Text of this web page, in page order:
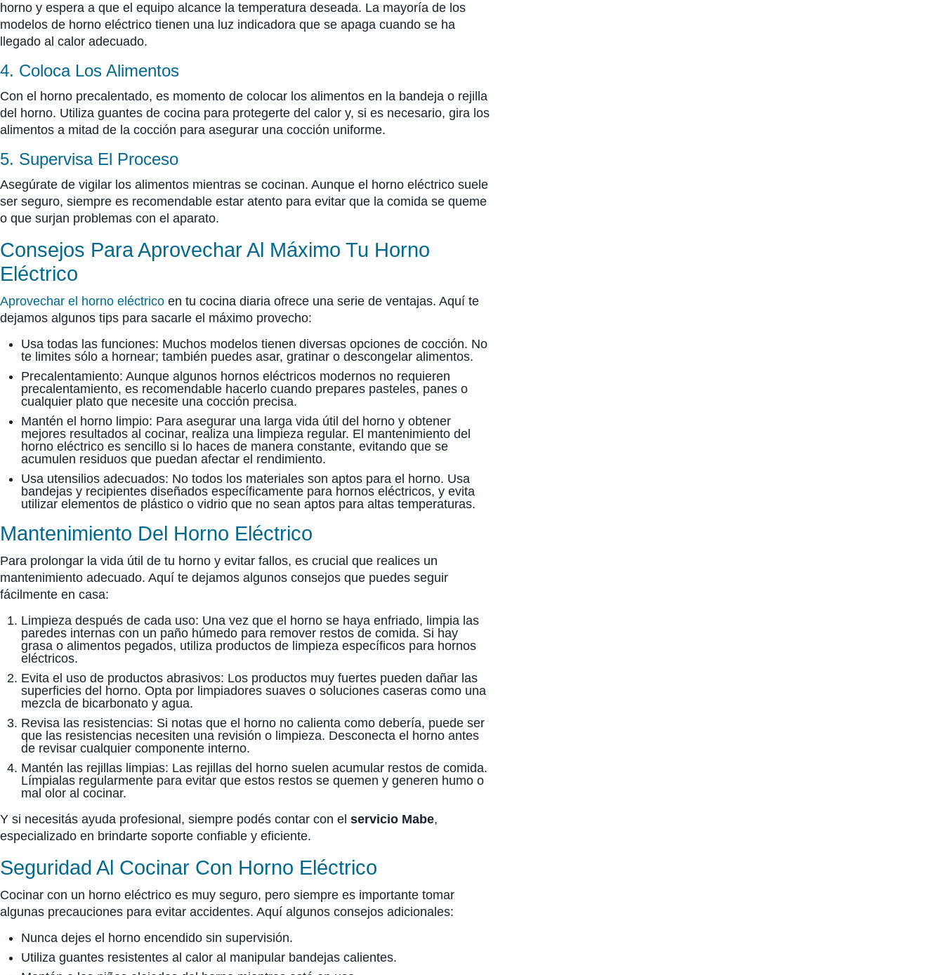
horno y espera a que el equipo alcance la temperatura deseada. La mayoría de los
modelos de horno eléctrico tienen una luz indicadora que se apaga cuando se ha
llegado al calor adecuado.
4. Coloca Los Alimentos
Con el horno precalentado, es momento de colocar los alimentos en la bandeja o rejilla
del horno. Utiliza guantes de cocina para protegerte del calor y, si es necesario, gira los
alimentos a mitad de la cocción para asegurar una cocción uniforme.
5. Supervisa El Proceso
Asegúrate de vigilar los alimentos mientras se cocinan. Aunque el horno eléctrico suele
ser seguro, siempre es recomendable estar atento para evitar que la comida se queme
o que surjan problemas con el aparato.
Consejos Para Aprovechar Al Máximo Tu Horno
Eléctrico
Aprovechar el horno eléctrico en tu cocina diaria ofrece una serie de ventajas. Aquí te
dejamos algunos tips para sacarle el máximo provecho:
Usa todas las funciones: Muchos modelos tienen diversas opciones de cocción. No
te limites sólo a hornear; también puedes asar, gratinar o descongelar alimentos.
Precalentamiento: Aunque algunos hornos eléctricos modernos no requieren
precalentamiento, es recomendable hacerlo cuando prepares pasteles, panes o
cualquier plato que necesite una cocción precisa.
Mantén el horno limpio: Para asegurar una larga vida útil del horno y obtener
mejores resultados al cocinar, realiza una limpieza regular. El mantenimiento del
horno eléctrico es sencillo si lo haces de manera constante, evitando que se
acumulen residuos que puedan afectar el rendimiento.
Usa utensilios adecuados: No todos los materiales son aptos para el horno. Usa
bandejas y recipientes diseñados específicamente para hornos eléctricos, y evita
utilizar elementos de plástico o vidrio que no sean aptos para altas temperaturas.
Mantenimiento Del Horno Eléctrico
Para prolongar la vida útil de tu horno y evitar fallos, es crucial que realices un
mantenimiento adecuado. Aquí te dejamos algunos consejos que puedes seguir
fácilmente en casa:
Limpieza después de cada uso: Una vez que el horno se haya enfriado, limpia las
paredes internas con un paño húmedo para remover restos de comida. Si hay
grasa o alimentos pegados, utiliza productos de limpieza específicos para hornos
eléctricos.
Evita el uso de productos abrasivos: Los productos muy fuertes pueden dañar las
superficies del horno. Opta por limpiadores suaves o soluciones caseras como una
mezcla de bicarbonato y agua.
Revisa las resistencias: Si notas que el horno no calienta como debería, puede ser
que las resistencias necesiten una revisión o limpieza. Desconecta el horno antes
de revisar cualquier componente interno.
Mantén las rejillas limpias: Las rejillas del horno suelen acumular restos de comida.
Límpialas regularmente para evitar que estos restos se quemen y generen humo o
mal olor al cocinar.
Y si necesitás ayuda profesional, siempre podés contar con el servicio Mabe,
especializado en brindarte soporte confiable y eficiente.
Seguridad Al Cocinar Con Horno Eléctrico
Cocinar con un horno eléctrico es muy seguro, pero siempre es importante tomar
algunas precauciones para evitar accidentes. Aquí algunos consejos adicionales:
Nunca dejes el horno encendido sin supervisión.
Utiliza guantes resistentes al calor al manipular bandejas calientes.